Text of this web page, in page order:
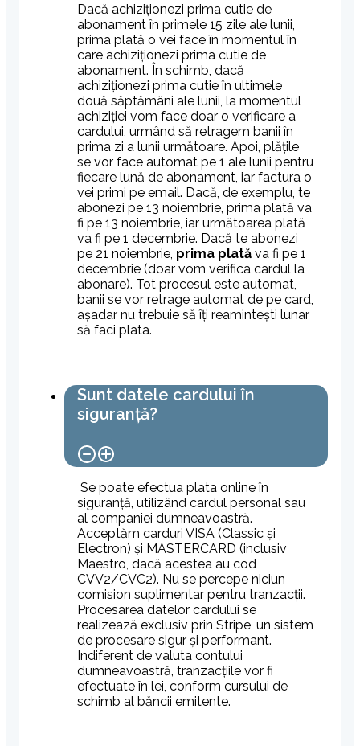
Dacă achiziționezi prima cutie de
abonament în primele 15 zile ale lunii,
prima plată o vei face în momentul în
care achiziționezi prima cutie de
abonament. În schimb, dacă
achiziționezi prima cutie în ultimele
două săptămâni ale lunii, la momentul
achiziției vom face doar o verificare a
cardului, urmând să retragem banii în
prima zi a lunii următoare. Apoi, plățile
se vor face automat pe 1 ale lunii pentru
fiecare lună de abonament, iar factura o
vei primi pe email. Dacă, de exemplu, te
abonezi pe 13 noiembrie, prima plată va
fi pe 13 noiembrie, iar următoarea plată
va fi pe 1 decembrie. Dacă te abonezi
pe 21 noiembrie, prima plată va fi pe 1
decembrie (doar vom verifica cardul la
abonare). Tot procesul este automat,
banii se vor retrage automat de pe card,
așadar nu trebuie să îți reamintești lunar
să faci plata.
Sunt datele cardului în
siguranță?
Se poate efectua plata online în
siguranță, utilizând cardul personal sau
al companiei dumneavoastră.
Acceptăm carduri VISA (Classic și
Electron) și MASTERCARD (inclusiv
Maestro, dacă acestea au cod
CVV2/CVC2). Nu se percepe niciun
comision suplimentar pentru tranzacții.
Procesarea datelor cardului se
realizează exclusiv prin Stripe, un sistem
de procesare sigur și performant.
Indiferent de valuta contului
dumneavoastră, tranzacțiile vor fi
efectuate în lei, conform cursului de
schimb al băncii emitente.